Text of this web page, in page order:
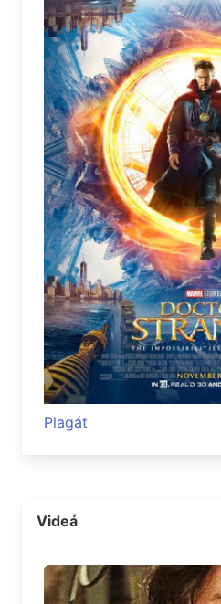
Plagát
Videá